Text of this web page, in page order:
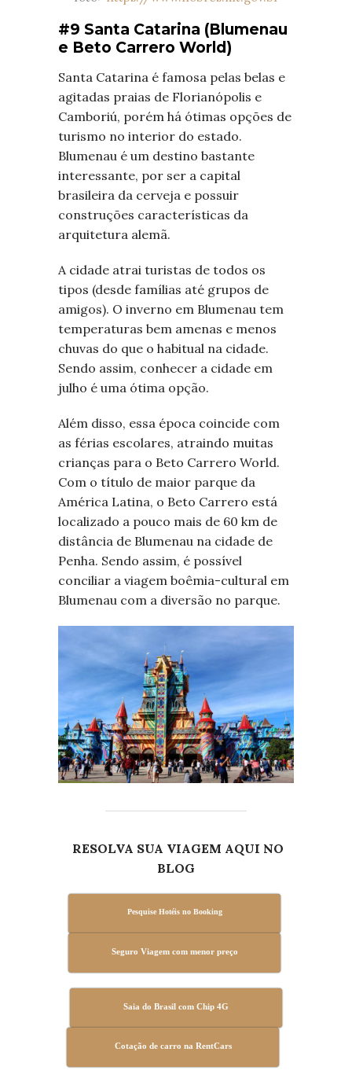
#9 Santa Catarina (Blumenau
e Beto Carrero World)
Santa Catarina é famosa pelas belas e
agitadas praias de Florianópolis e
Camboriú, porém há ótimas opções de
turismo no interior do estado.
Blumenau é um destino bastante
interessante, por ser a capital
brasileira da cerveja e possuir
construções características da
arquitetura alemã.
A cidade atrai turistas de todos os
tipos (desde famílias até grupos de
amigos). O inverno em Blumenau tem
temperaturas bem amenas e menos
chuvas do que o habitual na cidade.
Sendo assim, conhecer a cidade em
julho é uma ótima opção.
Além disso, essa época coincide com
as férias escolares, atraindo muitas
crianças para o Beto Carrero World.
Com o título de maior parque da
América Latina, o Beto Carrero está
localizado a pouco mais de 60 km de
distância de Blumenau na cidade de
Penha. Sendo assim, é possível
conciliar a viagem boêmia-cultural em
Blumenau com a diversão no parque.
RESOLVA SUA VIAGEM AQUI NO
BLOG
Pesquise Hotéis no Booking
Seguro Viagem com menor preço
Saia do Brasil com Chip 4G
Cotação de carro na RentCars